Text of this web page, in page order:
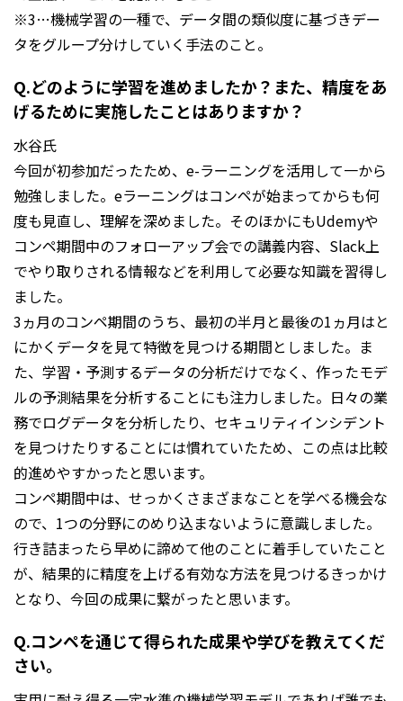
※3…機械学習の一種で、データ間の類似度に基づきデー
タをグループ分けしていく手法のこと。
Q.どのように学習を進めましたか？また、精度をあ
げるために実施したことはありますか？
水谷氏
今回が初参加だったため、e-ラーニングを活用して一から
勉強しました。eラーニングはコンペが始まってからも何
度も見直し、理解を深めました。そのほかにもUdemyや
コンペ期間中のフォローアップ会での講義内容、Slack上
でやり取りされる情報などを利用して必要な知識を習得し
ました。
3ヵ月のコンペ期間のうち、最初の半月と最後の1ヵ月はと
にかくデータを見て特徴を見つける期間としました。ま
た、学習・予測するデータの分析だけでなく、作ったモデ
ルの予測結果を分析することにも注力しました。日々の業
務でログデータを分析したり、セキュリティインシデント
を見つけたりすることには慣れていたため、この点は比較
的進めやすかったと思います。
コンペ期間中は、せっかくさまざまなことを学べる機会な
ので、1つの分野にのめり込まないように意識しました。
行き詰まったら早めに諦めて他のことに着手していたこと
が、結果的に精度を上げる有効な方法を見つけるきっかけ
となり、今回の成果に繋がったと思います。
Q.コンペを通じて得られた成果や学びを教えてくだ
さい。